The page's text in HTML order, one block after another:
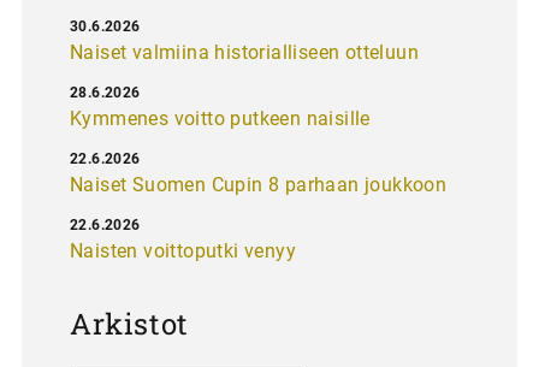
Naiset valmiina historialliseen otteluun
30.6.2026
Kymmenes voitto putkeen naisille
28.6.2026
Naiset Suomen Cupin 8 parhaan joukkoon
22.6.2026
Naisten voittoputki venyy
22.6.2026
Arkistot